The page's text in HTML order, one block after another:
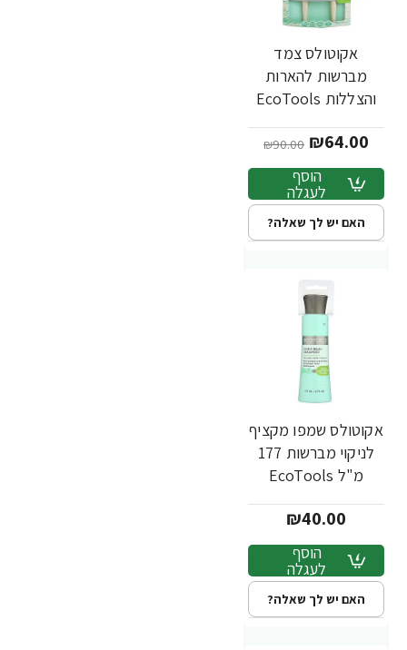
אקוטולס צמד
מברשות להארות
והצללות EcoTools
Duo
₪64.00
₪90.00
הוסף
לעגלה
האם יש לך שאלה?
אקוטולס שמפו מקציף
לניקוי מברשות 177
מ"ל EcoTools
Shampoo
₪40.00
הוסף
לעגלה
האם יש לך שאלה?